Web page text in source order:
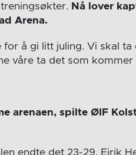
Nå lover
Arena.
å gi litt juling. Vi skal
våre ta det som kommer
arenaen, spilte ØIF
endte det 23-29. Eirik